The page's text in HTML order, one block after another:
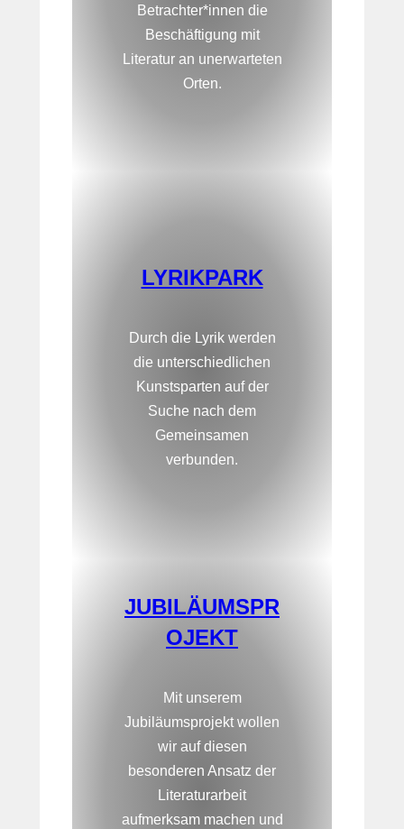
Betrachter*innen die
Beschäftigung mit
Literatur an unerwarteten
Orten.
LYRIKPARK
Durch die Lyrik werden
die unterschiedlichen
Kunstsparten auf der
Suche nach dem
Gemeinsamen
verbunden.
JUBILÄUMSPR
OJEKT
Mit unserem
Jubiläumsprojekt wollen
wir auf diesen
besonderen Ansatz der
Literaturarbeit
aufmerksam machen und